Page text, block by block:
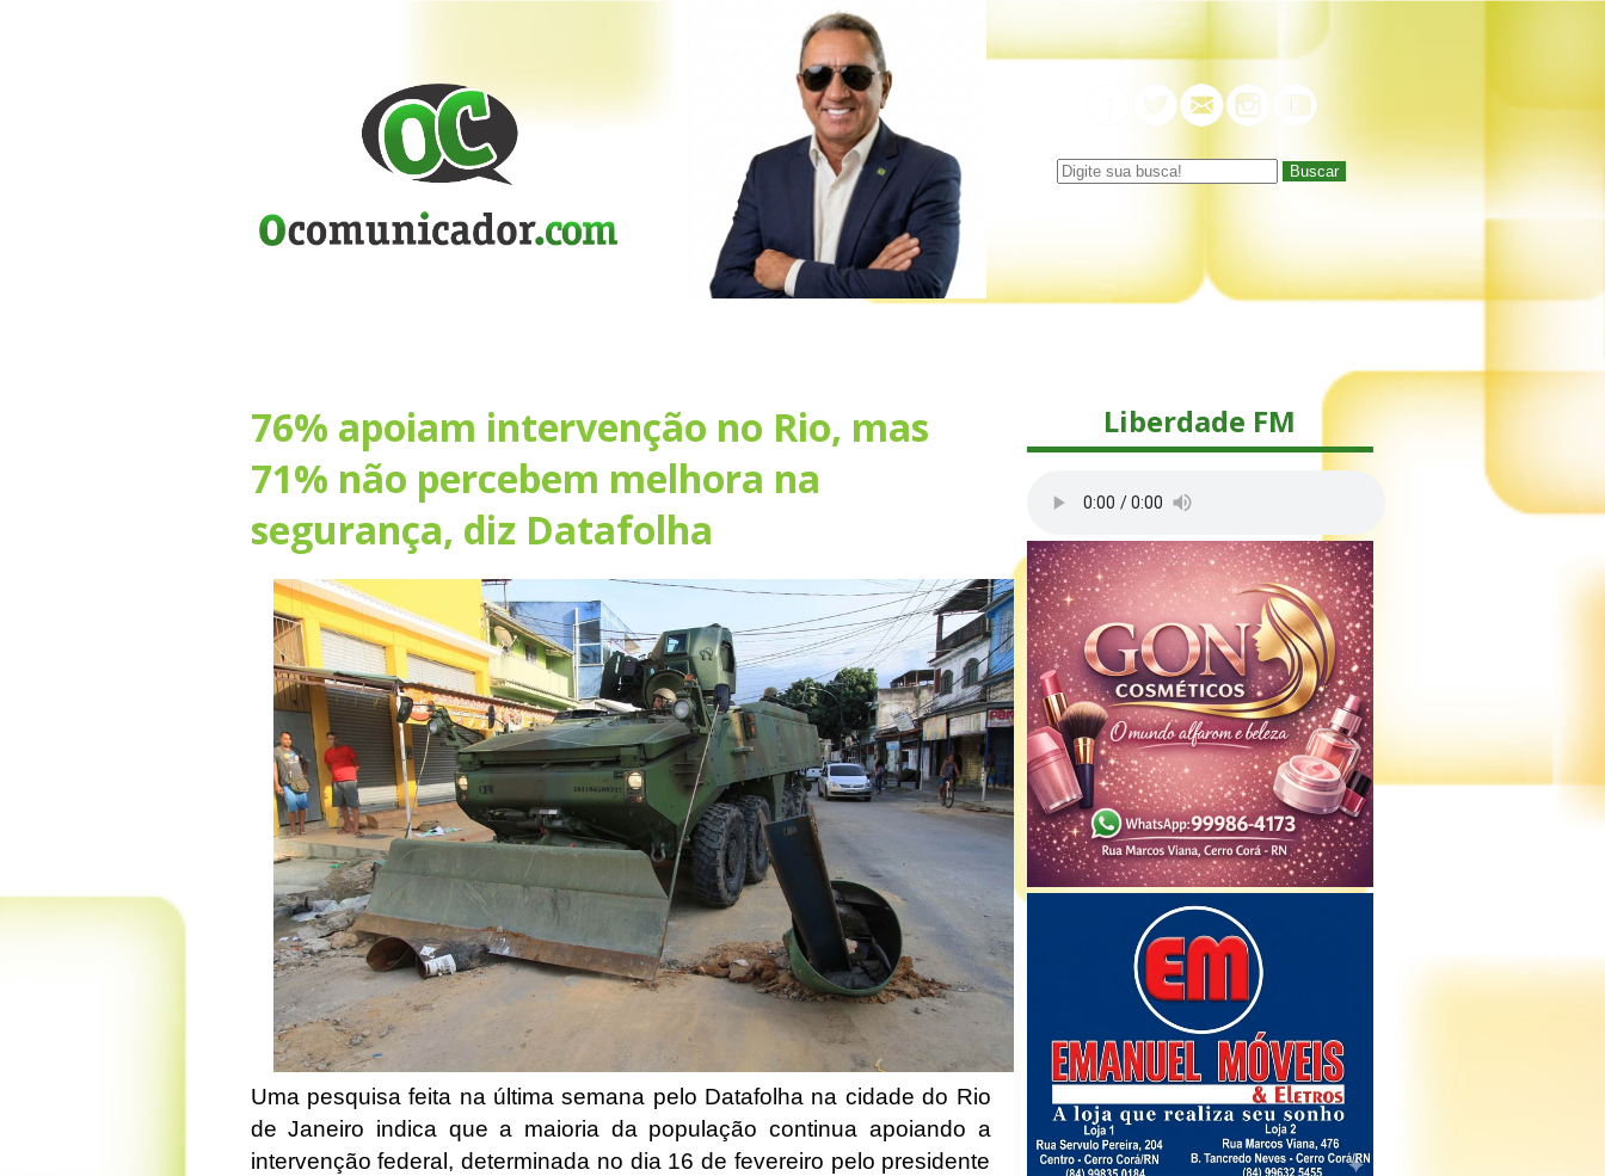
Buscar
76% apoiam intervenção no Rio, mas
71% não percebem melhora na
segurança, diz Datafolha
Uma pesquisa feita na última semana pelo Datafolha na cidade do Rio
de Janeiro indica que a maioria da população continua apoiando a
intervenção federal, determinada no dia 16 de fevereiro pelo presidente
Liberdade FM